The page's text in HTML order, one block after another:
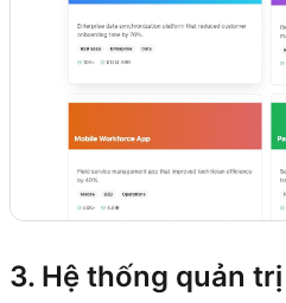
3. Hệ thống quản